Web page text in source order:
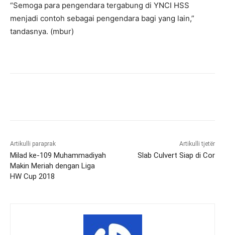
“Semoga para pengendara tergabung di YNCI HSS
menjadi contoh sebagai pengendara bagi yang lain,”
tandasnya. (mbur)
Artikulli paraprak
Milad ke-109 Muhammadiyah
Makin Meriah dengan Liga
HW Cup 2018
Artikulli tjetër
Slab Culvert Siap di Cor